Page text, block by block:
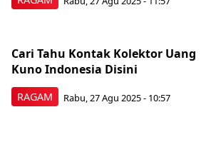
RAGAM
Cari Tahu Kontak Kolektor Uang
Kuno Indonesia Disini
Rabu, 27 Agu 2025 - 10:57